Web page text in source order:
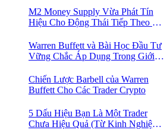
Bán Khống
M2 Money Supply Vừa Phát Tín
Hiệu Cho Động Thái Tiếp Theo Của
Trader Đang Bỏ Lỡ! 🚀
Warren Buffett và Bài Học Đầu Tư
Vững Chắc Áp Dụng Trong Giới
Chiến Lược Barbell của Warren
Buffett Cho Các Trader Crypto
5 Dấu Hiệu Bạn Là Một Trader
Chưa Hiệu Quả (Từ Kinh Nghiệm